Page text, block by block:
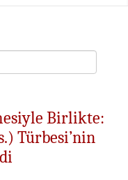
Birlikte:
Türbesi’nin